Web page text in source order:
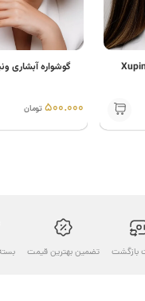
گوشواره آبشاری ونیزی YSX
500.000تومان
تضمین بهترین قیمت بسته بندی زیبا